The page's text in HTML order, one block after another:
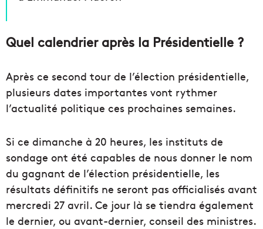
Quel calendrier après la Présidentielle ?
Après ce second tour de l’élection présidentielle,
plusieurs dates importantes vont rythmer
l’actualité politique ces prochaines semaines.
Si ce dimanche à 20 heures, les instituts de
sondage ont été capables de nous donner le nom
du gagnant de l’élection présidentielle, les
résultats définitifs ne seront pas officialisés avant
mercredi 27 avril. Ce jour là se tiendra également
le dernier, ou avant-dernier, conseil des ministres.